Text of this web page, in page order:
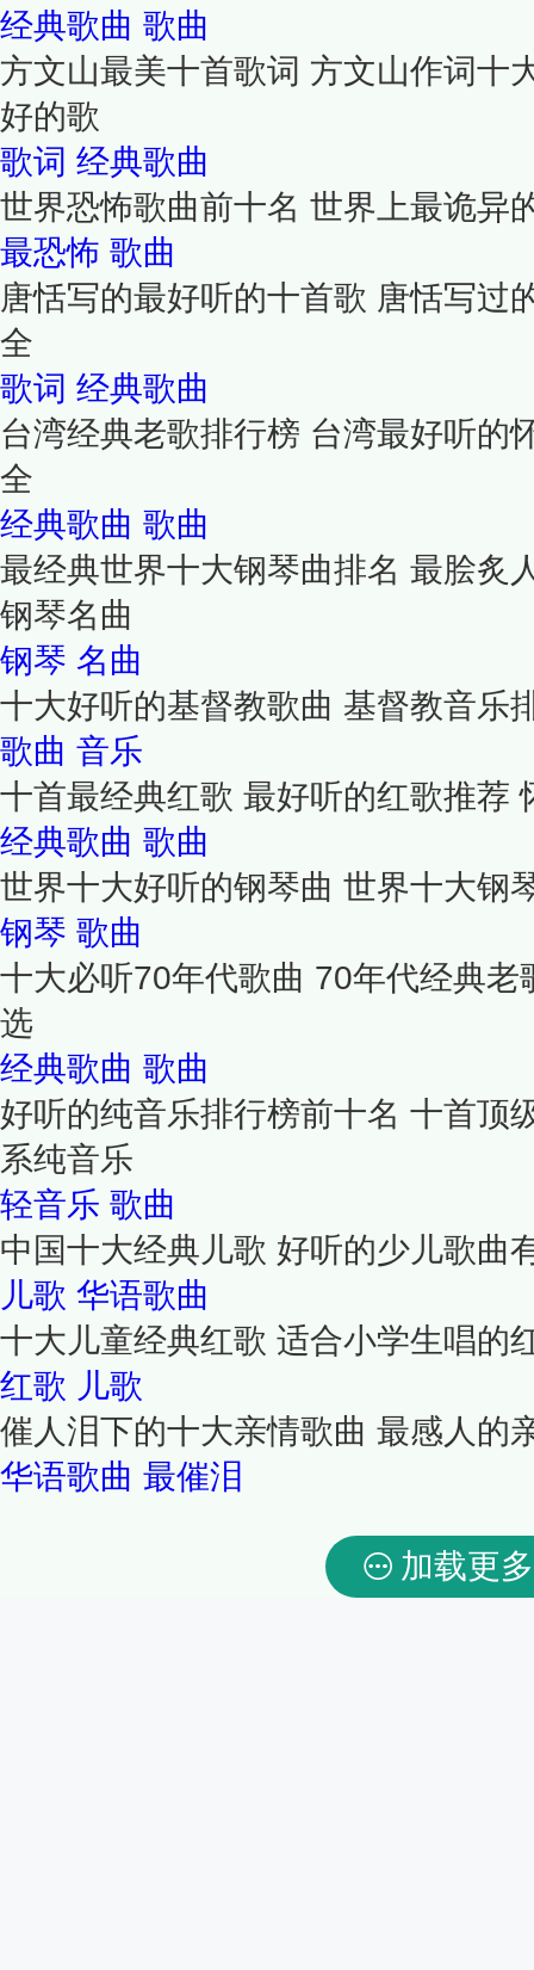
经典歌曲 歌曲
方文山最美十首歌词 方文山作词十
好的歌
歌词 经典歌曲
世界恐怖歌曲前十名 世界上最诡异
最恐怖 歌曲
唐恬写的最好听的十首歌 唐恬写过
全
歌词 经典歌曲
台湾经典老歌排行榜 台湾最好听的
全
经典歌曲 歌曲
最经典世界十大钢琴曲排名 最脍炙
钢琴名曲
钢琴 名曲
十大好听的基督教歌曲 基督教音乐
歌曲 音乐
十首最经典红歌 最好听的红歌推荐
经典歌曲 歌曲
世界十大好听的钢琴曲 世界十大钢
钢琴 歌曲
十大必听70年代歌曲 70年代经典
选
经典歌曲 歌曲
好听的纯音乐排行榜前十名 十首顶
系纯音乐
轻音乐 歌曲
中国十大经典儿歌 好听的少儿歌曲
儿歌 华语歌曲
十大儿童经典红歌 适合小学生唱的
红歌 儿歌
催人泪下的十大亲情歌曲 最感人的
华语歌曲 最催泪
加载更多